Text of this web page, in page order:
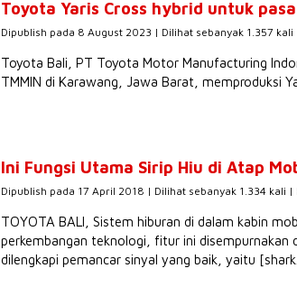
Toyota Yaris Cross hybrid untuk
Dipublish pada 8 August 2023 | Dilihat sebanyak 1.357
Toyota Bali, PT Toyota Motor Manufacturing
TMMIN di Karawang, Jawa Barat, memproduksi
Ini Fungsi Utama Sirip Hiu di Atap
Dipublish pada 17 April 2018 | Dilihat sebanyak 1.334 kali
TOYOTA BALI, Sistem hiburan di dalam kabin
perkembangan teknologi, fitur ini
dilengkapi pemancar sinyal yang baik, yaitu